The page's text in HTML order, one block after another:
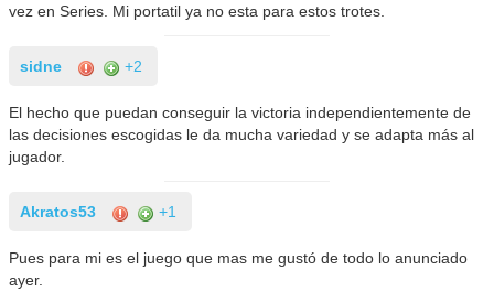
vez en Series. Mi portatil ya no esta para estos trotes.
sidne +2
El hecho que puedan conseguir la victoria independientemente de
las decisiones escogidas le da mucha variedad y se adapta más al
jugador.
Akratos53 +1
Pues para mi es el juego que mas me gustó de todo lo anunciado
ayer.